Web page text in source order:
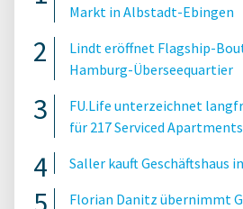
Markt in Albstadt-Ebingen
Lindt eröffnet Flagship-
Hamburg-Überseequartier
FU.Life unterzeichnet
für 217 Serviced
Saller kauft Geschäftshaus
Florian Danitz übernimmt